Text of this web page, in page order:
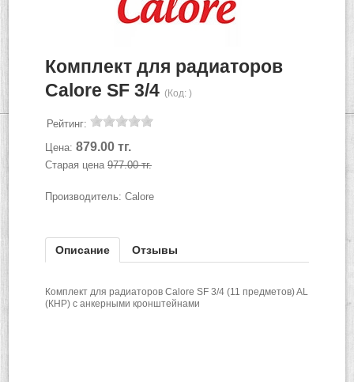
Комплект для радиаторов
Calore SF 3/4 (Код: )
Рейтинг:
Цена: 879.00 тг.
Старая цена 977.00 тг.
Производитель: Calore
Описание Отзывы
Комплект для радиаторовCalore SF 3/4 (11 предметов) AL
(КНР) с анкерными кронштейнами